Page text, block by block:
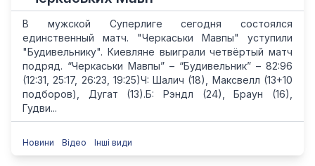
В мужской Суперлиге сегодня состоялся
единственный матч. "Черкаськи Мавпы" уступили
"Будивельнику". Киевляне выиграли четвёртый матч
подряд. “Черкаськи Мавпы” – “Будивельник” – 82:96
(12:31, 25:17, 26:23, 19:25)Ч: Шалич (18), Максвелл (13+10
подборов), Дугат (13).Б: Рэндл (24), Браун (16),
Гудви...
Новини Відео Інші види